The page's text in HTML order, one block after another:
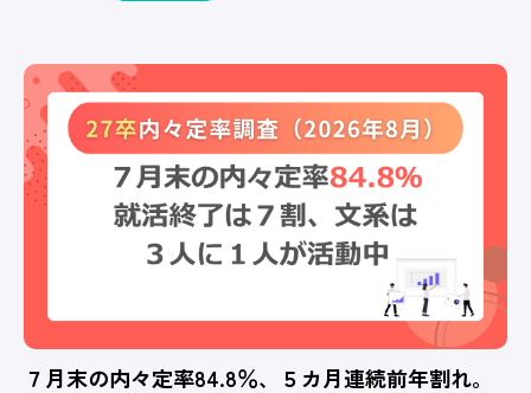
７月末の内々定率84.8％、５カ月連続前年割れ。